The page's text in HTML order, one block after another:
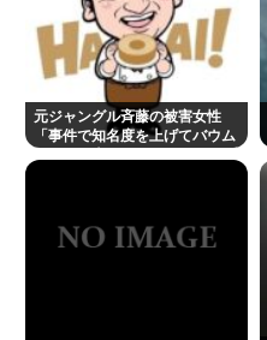
元ジャングル斉藤の被害女性
「事件で知名度を上げてバウム